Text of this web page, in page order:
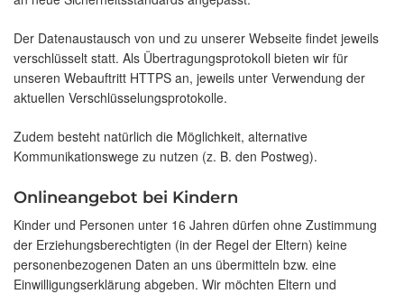
Der Datenaustausch von und zu unserer Webseite findet jeweils
verschlüsselt statt. Als Übertragungsprotokoll bieten wir für
unseren Webauftritt HTTPS an, jeweils unter Verwendung der
aktuellen Verschlüsselungsprotokolle.
Zudem besteht natürlich die Möglichkeit, alternative
Kommunikationswege zu nutzen (z. B. den Postweg).
Onlineangebot bei Kindern
Kinder und Personen unter 16 Jahren dürfen ohne Zustimmung
der Erziehungsberechtigten (in der Regel der Eltern) keine
personenbezogenen Daten an uns übermitteln bzw. eine
Einwilligungserklärung abgeben. Wir möchten Eltern und